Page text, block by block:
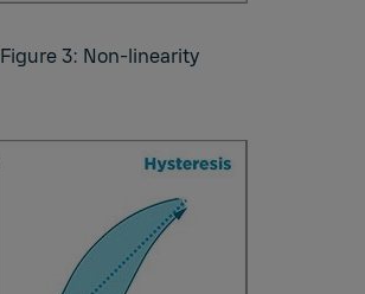
Figure 3: Non-linearity